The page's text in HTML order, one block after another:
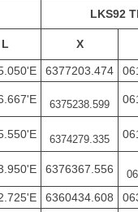
LKS92
L X
6377203.474
6375238.599
6374279.335
6376367.556
6360434.608